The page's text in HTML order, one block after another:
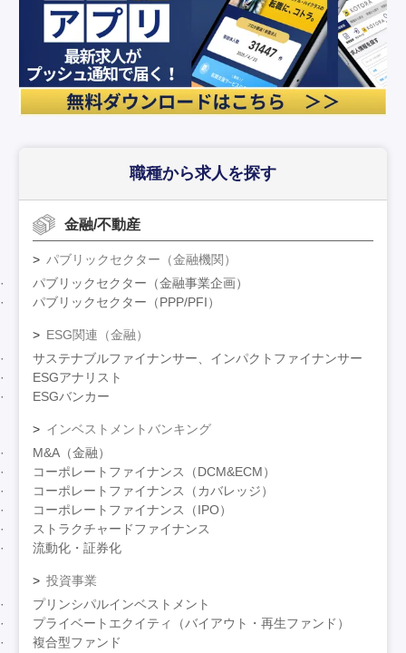
職種から求人を探す
金融/不動産
パブリックセクター（金融機関）
パブリックセクター（金融事業企画）
パブリックセクター（PPP/PFI）
ESG関連（金融）
サステナブルファイナンサー、インパクトファイナンサー
ESGアナリスト
ESGバンカー
インベストメントバンキング
M&A（金融）
コーポレートファイナンス（DCM&ECM）
コーポレートファイナンス（カバレッジ）
コーポレートファイナンス（IPO）
ストラクチャードファイナンス
流動化・証券化
投資事業
プリンシパルインベストメント
プライベートエクイティ（バイアウト・再生ファンド）
複合型ファンド